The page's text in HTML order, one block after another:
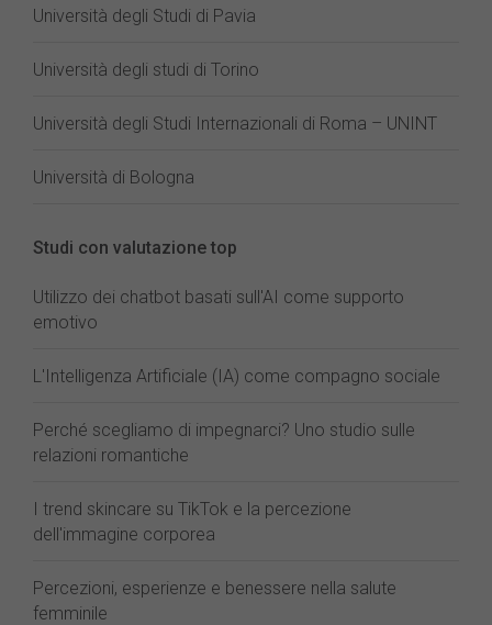
Università degli Studi di Pavia
Università degli studi di Torino
Università degli Studi Internazionali di Roma – UNINT
Università di Bologna
Studi con valutazione top
Utilizzo dei chatbot basati sull'AI come supporto
emotivo
L'Intelligenza Artificiale (IA) come compagno sociale
Perché scegliamo di impegnarci? Uno studio sulle
relazioni romantiche
I trend skincare su TikTok e la percezione
dell'immagine corporea
Percezioni, esperienze e benessere nella salute
femminile